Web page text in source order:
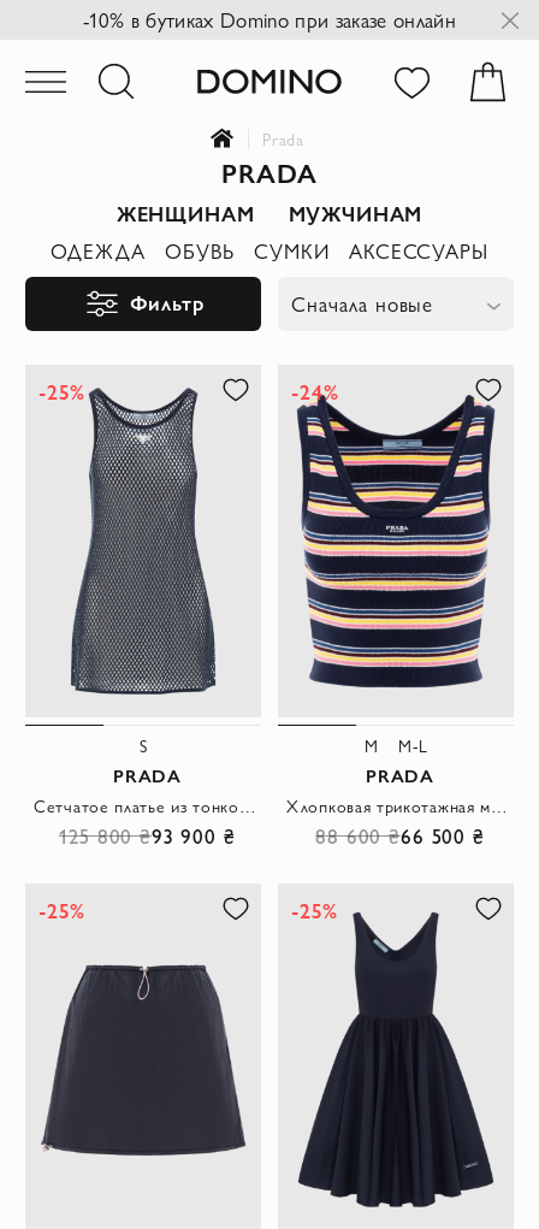
-10% в бутиках Domino при заказе онлайн
Prada
PRADA
ЖЕНЩИНАМ
МУЖЧИНАМ
ОДЕЖДА
ОБУВЬ СУМКИ
АКСЕССУАРЫ
Фильтр
Сначала новые
-25%
S
PRADA
Сетчатое платье из тонкой хлопковой пряжи синее
125 800 ₴93 900 ₴
-24%
M M-L
PRADA
Хлопковая трикотажная майка облегающего кроя в полоску
88 600 ₴66 500 ₴
-25% -25%